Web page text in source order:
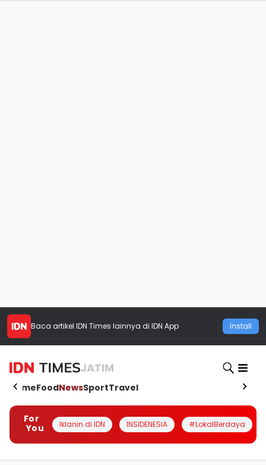
Baca artikel IDN Times lainnya di IDN App Install
JATIM
HomeFoodNewsSportTravel
For
You
Iklanin di IDN INSIDENESIA #LokalBerdaya